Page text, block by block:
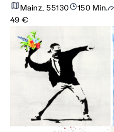
Mainz, 55130
150 Min.
49 €